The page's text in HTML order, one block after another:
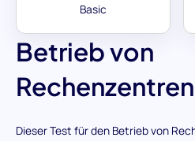
Betrieb von
Rechenzentren
Dieser Test für den Betrieb von
Basic